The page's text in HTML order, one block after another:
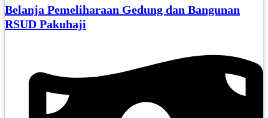
Belanja Pemeliharaan Gedung dan Bangunan
RSUD Pakuhaji